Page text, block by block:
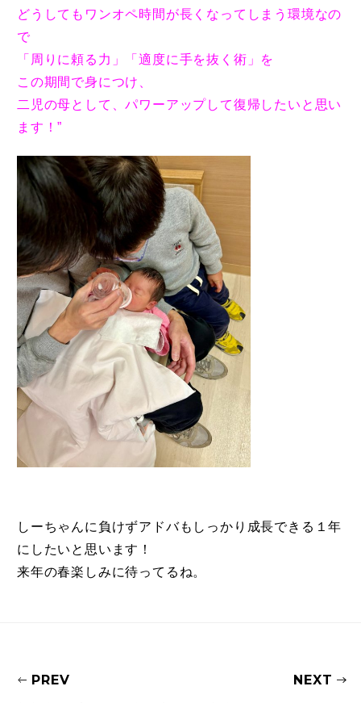
どうしてもワンオペ時間が長くなってしまう環境なの
で
「周りに頼る力」「適度に手を抜く術」を
この期間で身につけ、
二児の母として、パワーアップして復帰したいと思い
ます！”
しーちゃんに負けずアドバもしっかり成長できる１年
にしたいと思います！
来年の春楽しみに待ってるね。
PREV NEXT